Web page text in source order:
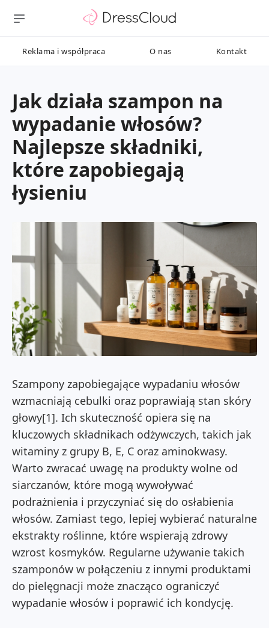
Reklama i współpraca O nas Kontakt
Jak działa szampon na
wypadanie włosów?
Najlepsze składniki,
które zapobiegają
łysieniu
Szampony zapobiegające wypadaniu włosów
wzmacniają cebulki oraz poprawiają stan skóry
głowy[1]. Ich skuteczność opiera się na
kluczowych składnikach odżywczych, takich jak
witaminy z grupy B, E, C oraz aminokwasy.
Warto zwracać uwagę na produkty wolne od
siarczanów, które mogą wywoływać
podrażnienia i przyczyniać się do osłabienia
włosów. Zamiast tego, lepiej wybierać naturalne
ekstrakty roślinne, które wspierają zdrowy
wzrost kosmyków. Regularne używanie takich
szamponów w połączeniu z innymi produktami
do pielęgnacji może znacząco ograniczyć
wypadanie włosów i poprawić ich kondycję.